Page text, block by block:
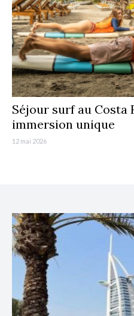
Séjour surf au Costa
immersion unique
12 mai 2026